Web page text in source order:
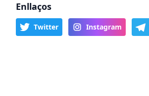
Enllaços
Twitter Instagram